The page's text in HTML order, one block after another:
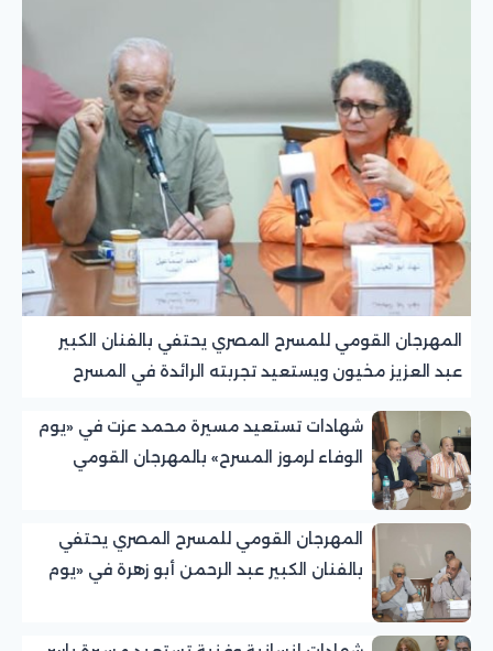
المهرجان القومي للمسرح المصري يحتفي بالفنان الكبير
عبد العزيز مخيون ويستعيد تجربته الرائدة في المسرح
شهادات تستعيد مسيرة محمد عزت في «يوم
الوفاء لرموز المسرح» بالمهرجان القومي
المهرجان القومي للمسرح المصري يحتفي
بالفنان الكبير عبد الرحمن أبو زهرة في «يوم